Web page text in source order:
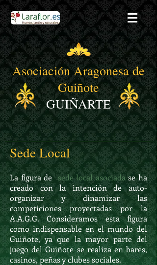
Asociación Aragonesa de
Guiñote
GUIÑARTE
Sede Local
La figura desede local asociadase ha
creado con la intención de auto-
organizar y dinamizar las
competiciones proyectadas por la
A.A.G.G. Consideramos esta figura
como indispensable en el mundo del
Guiñote, ya que la mayor parte del
juego del Guiñote se realiza en bares,
casinos, peñas y clubes sociales.